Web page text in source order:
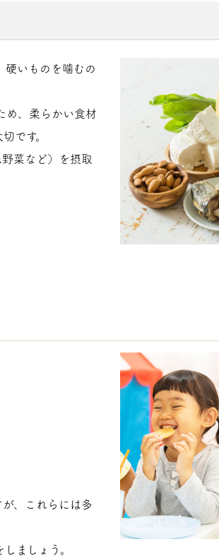
硬いものを噛むの
め、柔らかい食材
です。
菜など）を摂取
、これらには多
ましょう。